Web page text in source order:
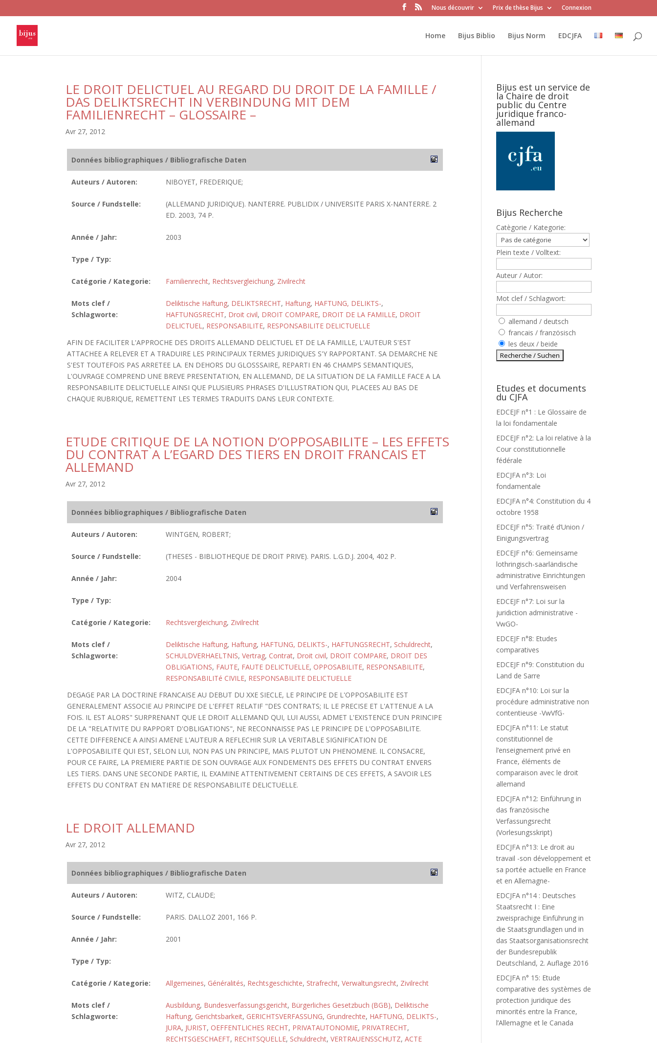
Nous découvrir Prix de thèse Bijus Connexion
Home Bijus Biblio Bijus Norm EDCJFA
LE DROIT DELICTUEL AU REGARD DU DROIT DE LA FAMILLE /
DAS DELIKTSRECHT IN VERBINDUNG MIT DEM
FAMILIENRECHT – GLOSSAIRE –
Avr 27, 2012
Données bibliographiques / Bibliografische Daten
Auteurs / Autoren: NIBOYET, FREDERIQUE;
Source / Fundstelle:
(ALLEMAND JURIDIQUE). NANTERRE. PUBLIDIX / UNIVERSITE PARIS X-NANTERRE. 2
ED. 2003, 74 P.
Année / Jahr: 2003
Type / Typ:
Catégorie / Kategorie: Familienrecht, Rechtsvergleichung, Zivilrecht
Mots clef /
Schlagworte:
Deliktische Haftung, DELIKTSRECHT, Haftung, HAFTUNG, DELIKTS-,
HAFTUNGSRECHT, Droit civil, DROIT COMPARE, DROIT DE LA FAMILLE, DROIT
DELICTUEL, RESPONSABILITE, RESPONSABILITE DELICTUELLE
AFIN DE FACILITER L'APPROCHE DES DROITS ALLEMAND DELICTUEL ET DE LA FAMILLE, L'AUTEUR S'EST
ATTACHEE A RELEVER ET A TRADUIRE LES PRINCIPAUX TERMES JURIDIQUES S'Y RAPPORTANT. SA DEMARCHE NE
S'EST TOUTEFOIS PAS ARRETEE LA. EN DEHORS DU GLOSSSAIRE, REPARTI EN 46 CHAMPS SEMANTIQUES,
L'OUVRAGE COMPREND UNE BREVE PRESENTATION, EN ALLEMAND, DE LA SITUATION DE LA FAMILLE FACE A LA
RESPONSABILITE DELICTUELLE AINSI QUE PLUSIEURS PHRASES D'ILLUSTRATION QUI, PLACEES AU BAS DE
CHAQUE RUBRIQUE, REMETTENT LES TERMES TRADUITS DANS LEUR CONTEXTE.
ETUDE CRITIQUE DE LA NOTION D’OPPOSABILITE – LES EFFETS
DU CONTRAT A L’EGARD DES TIERS EN DROIT FRANCAIS ET
ALLEMAND
Avr 27, 2012
Données bibliographiques / Bibliografische Daten
Auteurs / Autoren: WINTGEN, ROBERT;
Source / Fundstelle: (THESES - BIBLIOTHEQUE DE DROIT PRIVE). PARIS. L.G.D.J. 2004, 402 P.
Année / Jahr: 2004
Type / Typ:
Catégorie / Kategorie: Rechtsvergleichung, Zivilrecht
Mots clef /
Schlagworte:
Deliktische Haftung, Haftung, HAFTUNG, DELIKTS-, HAFTUNGSRECHT, Schuldrecht,
SCHULDVERHAELTNIS, Vertrag, Contrat, Droit civil, DROIT COMPARE, DROIT DES
OBLIGATIONS, FAUTE, FAUTE DELICTUELLE, OPPOSABILITE, RESPONSABILITE,
RESPONSABILITé CIVILE, RESPONSABILITE DELICTUELLE
DEGAGE PAR LA DOCTRINE FRANCAISE AU DEBUT DU XXE SIECLE, LE PRINCIPE DE L'OPPOSABILITE EST
GENERALEMENT ASSOCIE AU PRINCIPE DE L'EFFET RELATIF "DES CONTRATS; IL LE PRECISE ET L'ATTENUE A LA
FOIS. IL EST ALORS" SURPRENANT QUE LE DROIT ALLEMAND QUI, LUI AUSSI, ADMET L'EXISTENCE D'UN PRINCIPE
DE LA "RELATIVITE DU RAPPORT D'OBLIGATIONS", NE RECONNAISSE PAS LE PRINCIPE DE L'OPPOSABILITE.
CETTE DIFFERENCE A AINSI AMENE L'AUTEUR A REFLECHIR SUR LA VERITABLE SIGNIFICATION DE
L'OPPOSABILITE QUI EST, SELON LUI, NON PAS UN PRINCIPE, MAIS PLUTOT UN PHENOMENE. IL CONSACRE,
POUR CE FAIRE, LA PREMIERE PARTIE DE SON OUVRAGE AUX FONDEMENTS DES EFFETS DU CONTRAT ENVERS
LES TIERS. DANS UNE SECONDE PARTIE, IL EXAMINE ATTENTIVEMENT CERTAINS DE CES EFFETS, A SAVOIR LES
EFFETS DU CONTRAT EN MATIERE DE RESPONSABILITE DELICTUELLE.
LE DROIT ALLEMAND
Avr 27, 2012
Données bibliographiques / Bibliografische Daten
Auteurs / Autoren: WITZ, CLAUDE;
Source / Fundstelle: PARIS. DALLOZ 2001, 166 P.
Année / Jahr: 2001
Type / Typ:
Catégorie / Kategorie: Allgemeines, Généralités, Rechtsgeschichte, Strafrecht, Verwaltungsrecht, Zivilrecht
Mots clef /
Schlagworte:
Ausbildung, Bundesverfassungsgericht, Bürgerliches Gesetzbuch (BGB), Deliktische
Haftung, Gerichtsbarkeit, GERICHTSVERFASSUNG, Grundrechte, HAFTUNG, DELIKTS-,
JURA, JURIST, OEFFENTLICHES RECHT, PRIVATAUTONOMIE, PRIVATRECHT,
RECHTSGESCHAEFT, RECHTSQUELLE, Schuldrecht, VERTRAUENSSCHUTZ, ACTE
Bijus est un service de
la Chaire de droit
public du Centre
juridique franco-
allemand
Bijus Recherche
Catègorie / Kategorie:
Plein texte / Volltext:
Auteur / Autor:
Mot clef / Schlagwort:
allemand / deutsch
francais / französisch
les deux / beide
Etudes et documents
du CJFA
EDCEJF n°1 : Le Glossaire de
la loi fondamentale
EDCEJF n°2: La loi relative à la
Cour constitutionnelle
fédérale
EDCJFA n°3: Loi
fondamentale
EDCJFA n°4: Constitution du 4
octobre 1958
EDCEJF n°5: Traité d’Union /
Einigungsvertrag
EDCEJF n°6: Gemeinsame
lothringisch-saarländische
administrative Einrichtungen
und Verfahrensweisen
EDCEJF n°7: Loi sur la
juridiction administrative -
VwGO-
EDCEJF n°8: Etudes
comparatives
EDCEJF n°9: Constitution du
Land de Sarre
EDCJFA n°10: Loi sur la
procédure administrative non
contentieuse -VwVfG-
EDCJFA n°11: Le statut
constitutionnel de
l’enseignement privé en
France, éléments de
comparaison avec le droit
allemand
EDCJFA n°12: Einführung in
das französische
Verfassungsrecht
(Vorlesungsskript)
EDCJFA n°13: Le droit au
travail -son développement et
sa portée actuelle en France
et en Allemagne-
EDCJFA n°14 : Deutsches
Staatsrecht I : Eine
zweisprachige Einführung in
die Staatsgrundlagen und in
das Staatsorganisationsrecht
der Bundesrepublik
Deutschland, 2. Auflage 2016
EDCJFA n° 15: Etude
comparative des systèmes de
protection juridique des
minorités entre la France,
l’Allemagne et le Canada